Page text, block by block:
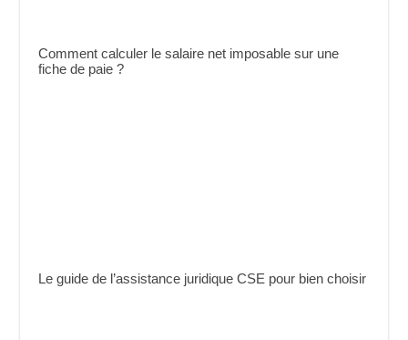
Comment calculer le salaire net imposable sur une
fiche de paie ?
Le guide de l’assistance juridique CSE pour bien choisir